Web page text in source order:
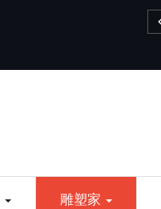
雕塑家